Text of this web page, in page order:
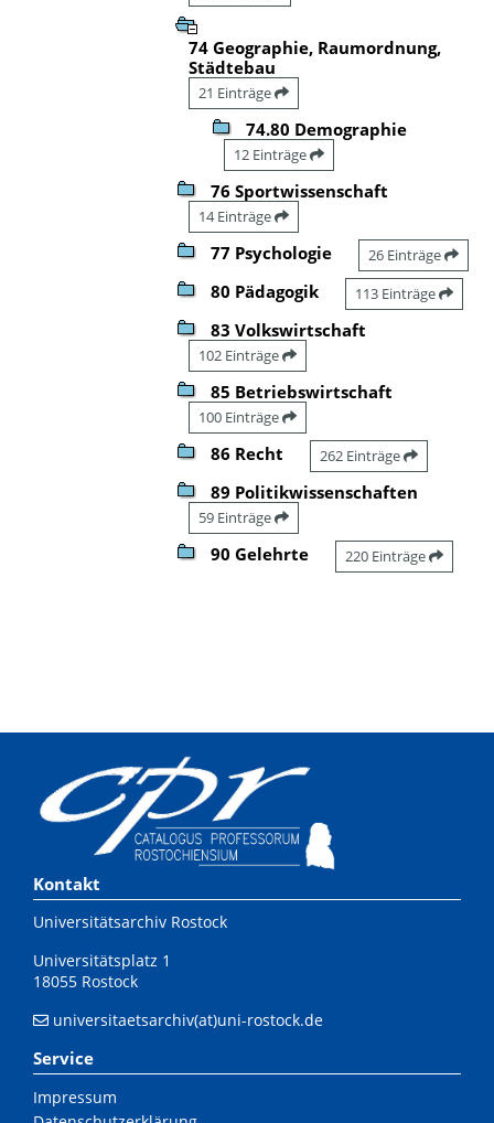
74 Geographie, Raumordnung,
Städtebau
21 Einträge
74.80 Demographie
12 Einträge
76 Sportwissenschaft
14 Einträge
77 Psychologie 26 Einträge
80 Pädagogik 113 Einträge
83 Volkswirtschaft
102 Einträge
85 Betriebswirtschaft
100 Einträge
86 Recht 262 Einträge
89 Politikwissenschaften
59 Einträge
90 Gelehrte 220 Einträge
Kontakt
Universitätsarchiv Rostock
Universitätsplatz 1
18055 Rostock
universitaetsarchiv(at)uni-rostock.de
Service
Impressum